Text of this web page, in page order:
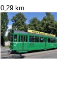
0,29 km